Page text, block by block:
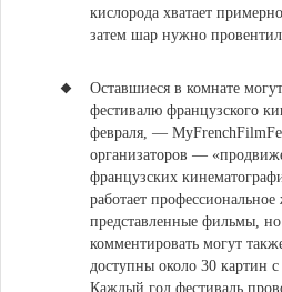
кислорода хватает
затем шар нужно
Оставшиеся в комнате
фестивалю французского
февраля, —
организаторов —
французских
работает
представленные фильмы,
комментировать могут
доступны около 30 картин
Каждый год фестиваль